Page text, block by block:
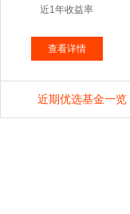
近1年收益率
查看详情
近期优选基金一览